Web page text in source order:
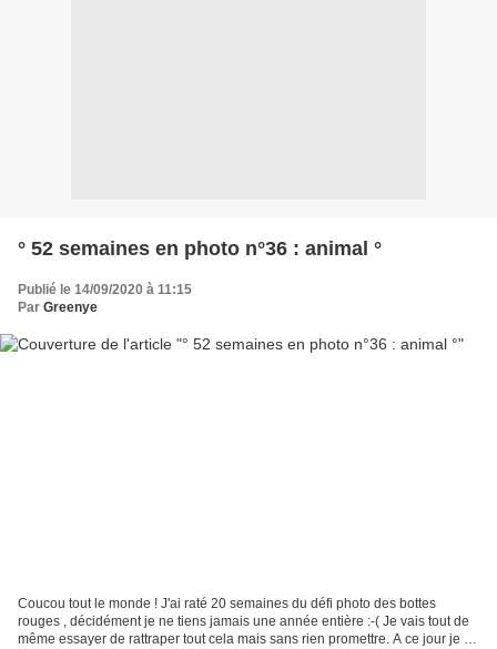
° 52 semaines en photo n°36 : animal °
Publié le 14/09/2020 à 11:15
Par Greenye
Coucou tout le monde ! J'ai raté 20 semaines du défi photo des bottes
rouges , décidément je ne tiens jamais une année entière :-( Je vais tout de
même essayer de rattraper tout cela mais sans rien promettre. A ce jour je le